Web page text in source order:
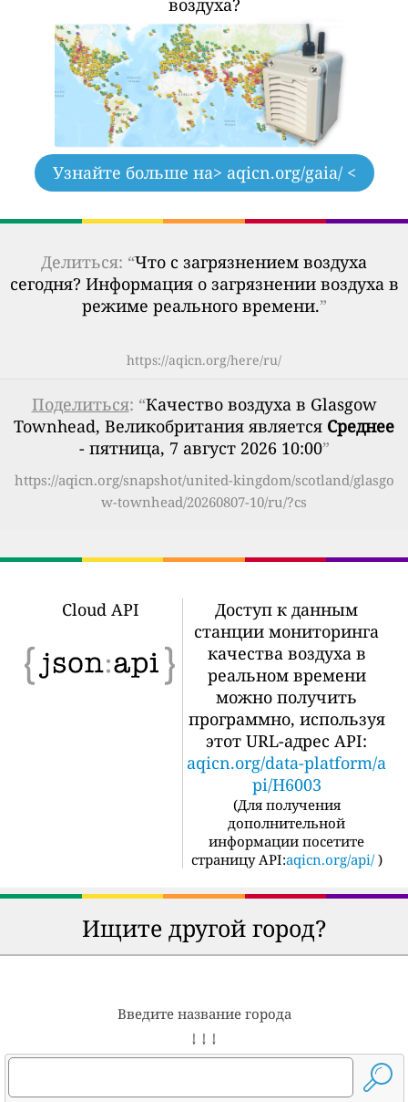
Узнайте больше на> aqicn.org/gaia/ <
Делиться: “Что с загрязнением воздуха
сегодня? Информация о загрязнении воздуха в
режиме реального времени.”
https://aqicn.org/here/ru/
Поделиться: “Качество воздуха в Glasgow
Townhead, Великобритания является Среднее
- пятница, 7 август 2026 10:00”
https://aqicn.org/snapshot/united-kingdom/scotland/glasgo
w-townhead/20260807-10/ru/?cs
Cloud API
Доступ к данным
станции мониторинга
качества воздуха в
реальном времени
можно получить
программно, используя
этот URL-адрес API:
aqicn.org/data-platform/a
pi/H6003
(Для получения
дополнительной
информации посетите
страницу API:aqicn.org/api/ )
Ищите другой город?
Введите название города
↓ ↓ ↓